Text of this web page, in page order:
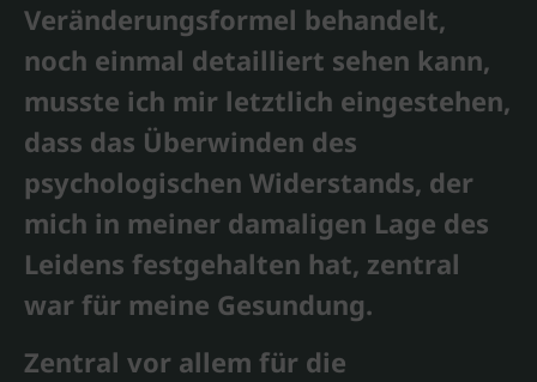
Veränderungsformel behandelt,
noch einmal detailliert sehen kann,
musste ich mir letztlich eingestehen,
dass das Überwinden des
psychologischen Widerstands, der
mich in meiner damaligen Lage des
Leidens festgehalten hat, zentral
war für meine Gesundung.
Zentral vor allem für die